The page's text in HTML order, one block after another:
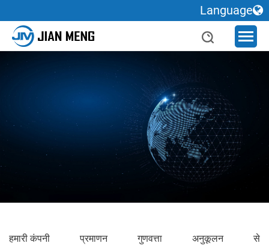
हमारी कंपनी प्रमाणन गुणवत्ता अनुकूलन सेवा
Language